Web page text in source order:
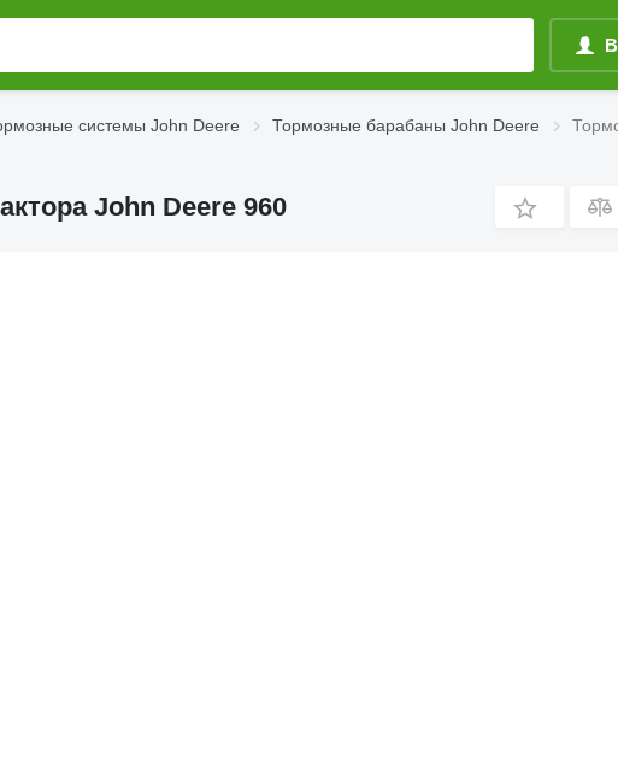
системы John Deere Тормозные барабаны John Deere
John Deere 960